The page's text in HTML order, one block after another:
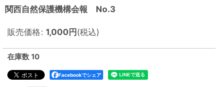
関西自然保護機構会報 No.3
販売価格: 1,000円(税込)
在庫数 10
Facebookでシェア